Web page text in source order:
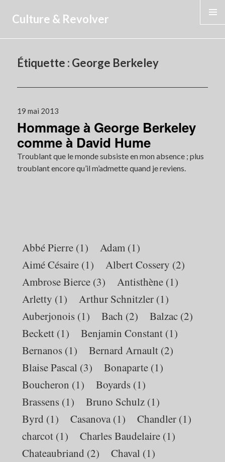
Culture & Revolver
Étiquette : George Berkeley
Publié
le
19 mai 2013
Hommage à George Berkeley
comme à David Hume
Troublant que le monde subsiste en mon absence ; plus
troublant encore qu’il m’admette quand je reviens.
Abbé Pierre (1) Adam (1)
Aimé Césaire (1) Albert Cossery (2)
Ambrose Bierce (3) Antisthène (1)
Arletty (1) Arthur Schnitzler (1)
Auberjonois (1) Bach (2) Balzac (2)
Beckett (1) Benjamin Constant (1)
Bernanos (1) Bernard Arnault (2)
Blaise Pascal (3) Bonaparte (1)
Boucheron (1) Boyards (1)
Brassens (1) Bruno Schulz (1)
Byrd (1) Casanova (1) Chandler (1)
charcot (1) Charles Baudelaire (1)
Chateaubriand (2) Chaval (1)